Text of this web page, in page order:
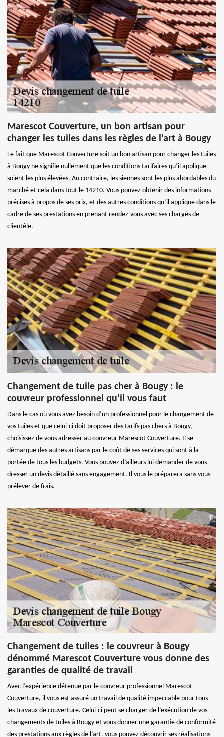
Marescot Couverture, un bon artisan pour
changer les tuiles dans les règles de l’art à Bougy
Le fait que Marescot Couverture soit un bon artisan pour changer les tuiles
à Bougy ne signifie nullement que les conditions tarifaires qu’il applique
soient les plus élevées. Au contraire, les siennes sont les plus abordables du
marché et cela dans tout le 14210. Vous pouvez obtenir des informations
précises à propos de ses prix, et des autres conditions qu’il applique dans le
cadre de ses prestations en prenant rendez-vous avec ses chargés de
clientèle.
Changement de tuile pas cher à Bougy : le
couvreur professionnel qu’il vous faut
Dans le cas où vous avez besoin d’un professionnel pour le changement de
vos tuiles et que celui-ci doit proposer des tarifs pas chers à Bougy,
choisissez de vous adresser au couvreur Marescot Couverture. Il se
démarque des autres artisans par le coût de ses services qui sont à la
portée de tous les budgets. Vous pouvez d’ailleurs lui demander de vous
dresser un devis détaillé sans engagement. Il vous le préparera sans vous
prélever de frais.
Changement de tuiles : le couvreur à Bougy
dénommé Marescot Couverture vous donne des
garanties de qualité de travail
Avec l’expérience détenue par le couvreur professionnel Marescot
Couverture, il vous est assuré un travail de qualité impeccable pour tous
les travaux de couverture. Celui-ci peut se charger de l’exécution de vos
changements de tuiles à Bougy et vous donner une garantie de conformité
des prestations aux règles de l’art. vous pouvez découvrir ses réalisations